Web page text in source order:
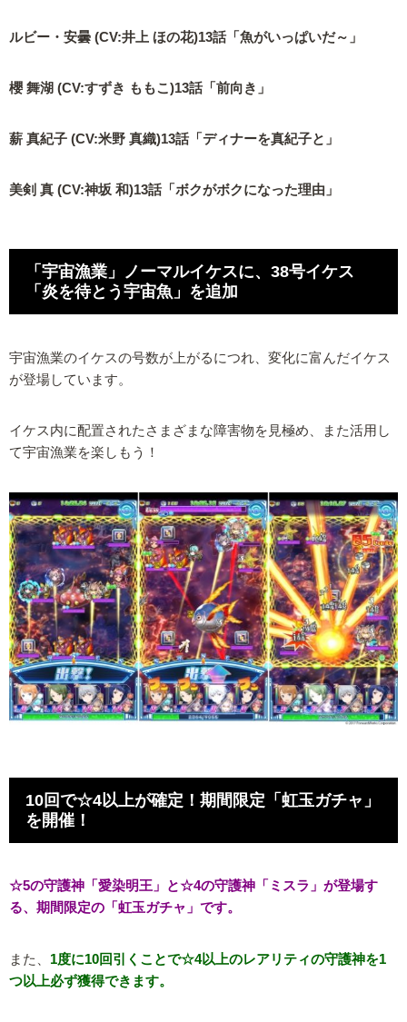
ルビー・安曇 (CV:井上 ほの花)13話「魚がいっぱいだ～」
櫻 舞湖 (CV:すずき ももこ)13話「前向き」
薪 真紀子 (CV:米野 真織)13話「ディナーを真紀子と」
美剣 真 (CV:神坂 和)13話「ボクがボクになった理由」
「宇宙漁業」ノーマルイケスに、38号イケス
「炎を待とう宇宙魚」を追加
宇宙漁業のイケスの号数が上がるにつれ、変化に富んだイケス
が登場しています。
イケス内に配置されたさまざまな障害物を見極め、また活用し
て宇宙漁業を楽しもう！
10回で☆4以上が確定！期間限定「虹玉ガチャ」
を開催！
☆5の守護神「愛染明王」と☆4の守護神「ミスラ」が登場す
る、期間限定の「虹玉ガチャ」です。
また、 1度に10回引くことで☆4以上のレアリティの守護神を1
つ以上必ず獲得できます。